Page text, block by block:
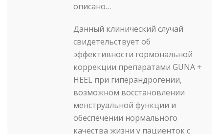
описано…
Данный клинический случай
свидетельствует об
эффективности гормональной
коррекции препаратами GUNA +
HEEL при гиперандрогении,
возможном восстановлении
менструальной функции и
обеспечении нормального
качества жизни у пациенток с